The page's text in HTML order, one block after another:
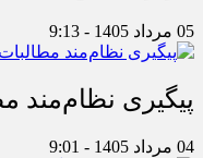
05 مرداد 1405 - 9:13
پیگیری
04 مرداد 1405 - 9:01